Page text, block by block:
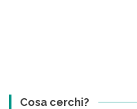
Cosa cerchi?